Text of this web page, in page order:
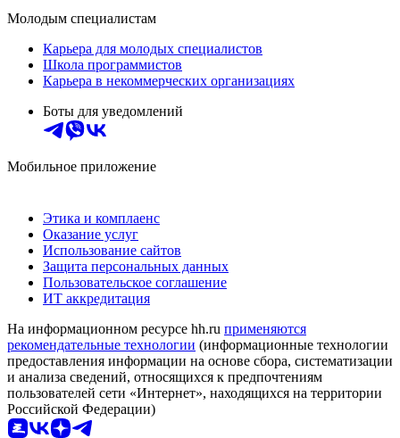
Молодым специалистам
Карьера для молодых специалистов
Школа программистов
Карьера в некоммерческих организациях
Боты для уведомлений
Мобильное приложение
Этика и комплаенс
Оказание услуг
Использование сайтов
Защита персональных данных
Пользовательское соглашение
ИТ аккредитация
На информационном ресурсе hh.ru применяются
рекомендательные технологии (информационные технологии
предоставления информации на основе сбора, систематизации
и анализа сведений, относящихся к предпочтениям
пользователей сети «Интернет», находящихся на территории
Российской Федерации)